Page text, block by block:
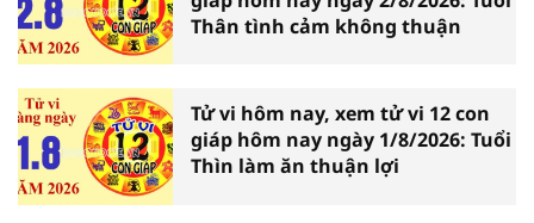
Thân tình cảm không thuận
Tử vi hôm nay, xem tử vi 12 con
giáp hôm nay ngày 1/8/2026: Tuổi
Thìn làm ăn thuận lợi